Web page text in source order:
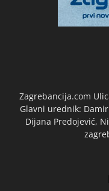
Zagrebancija.com
Glavni urednik:
Dijana Predojević,